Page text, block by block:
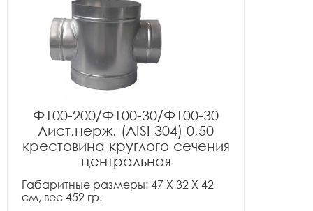
Ф100-200/Ф100-30/Ф100-30
Лист.нерж. (AISI 304) 0,50
крестовина круглого сечения
центральная
Габаритные размеры: 47 X 32 X 42
см, вес 452 гр.